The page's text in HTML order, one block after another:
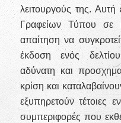
λειτουργούς της.
Γραφείων Τύπου σε
απαίτηση να
έκδοση ενός
αδύνατη και
κρίση και
εξυπηρετούν τέτοιες
συμπεριφορές που